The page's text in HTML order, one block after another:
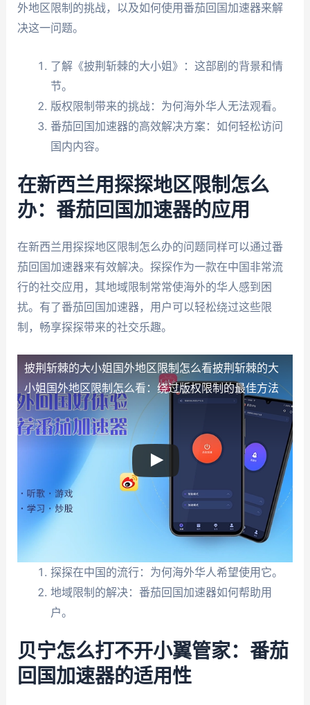
外地区限制的挑战，以及如何使用番茄回国加速器来解
决这一问题。
了解《披荆斩棘的大小姐》：这部剧的背景和情
节。
版权限制带来的挑战：为何海外华人无法观看。
番茄回国加速器的高效解决方案：如何轻松访问
国内内容。
在新西兰用探探地区限制怎么
办：番茄回国加速器的应用
在新西兰用探探地区限制怎么办的问题同样可以通过番
茄回国加速器来有效解决。探探作为一款在中国非常流
行的社交应用，其地域限制常常使海外的华人感到困
扰。有了番茄回国加速器，用户可以轻松绕过这些限
制，畅享探探带来的社交乐趣。
披荆斩棘的大小姐国外地区限制怎么看披荆斩棘的大
小姐国外地区限制怎么看：绕过版权限制的最佳方法
探探在中国的流行：为何海外华人希望使用它。
地域限制的解决：番茄回国加速器如何帮助用
户。
贝宁怎么打不开小翼管家：番茄
回国加速器的适用性